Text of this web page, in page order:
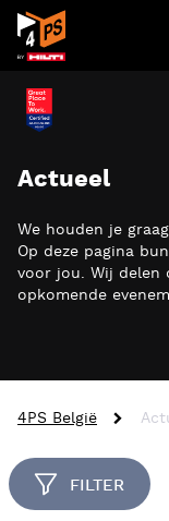
Actueel
We houden je
Op deze pagina
voor jou. Wij delen
opkomende
4PS België
FILTER